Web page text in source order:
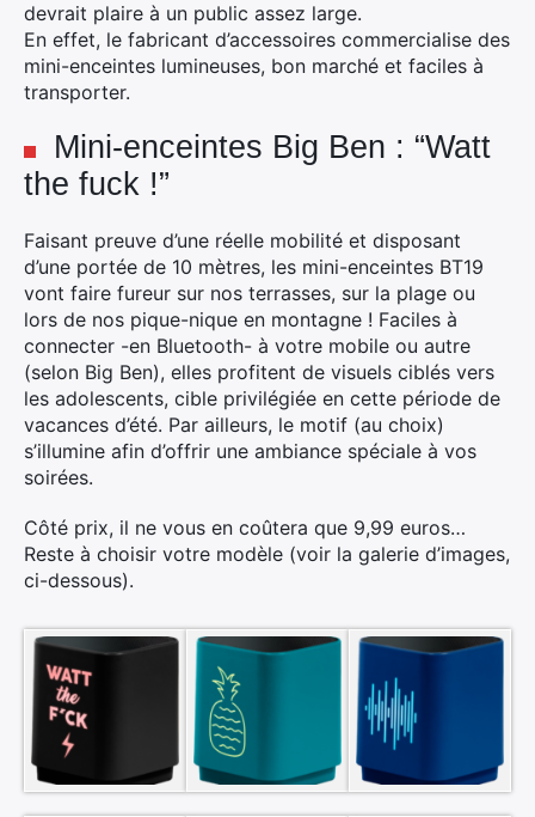
devrait plaire à un public assez large.
En effet, le fabricant d’accessoires commercialise des
mini-enceintes lumineuses, bon marché et faciles à
transporter.
Mini-enceintes Big Ben : “Watt
the fuck !”
Faisant preuve d’une réelle mobilité et disposant
d’une portée de 10 mètres, les mini-enceintes BT19
vont faire fureur sur nos terrasses, sur la plage ou
lors de nos pique-nique en montagne ! Faciles à
connecter -en Bluetooth- à votre mobile ou autre
(selon Big Ben), elles profitent de visuels ciblés vers
les adolescents, cible privilégiée en cette période de
vacances d’été. Par ailleurs, le motif (au choix)
s’illumine afin d’offrir une ambiance spéciale à vos
soirées.
Côté prix, il ne vous en coûtera que 9,99 euros…
Reste à choisir votre modèle (voir la galerie d’images,
ci-dessous).